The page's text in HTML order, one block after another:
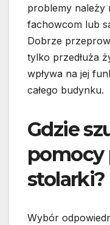
problemy należy
fachowcom lub
Dobrze
tylko przedłuża
wpływa na jej
całego budynku.
Gdzie
pomocy
stolarki?
Wybór